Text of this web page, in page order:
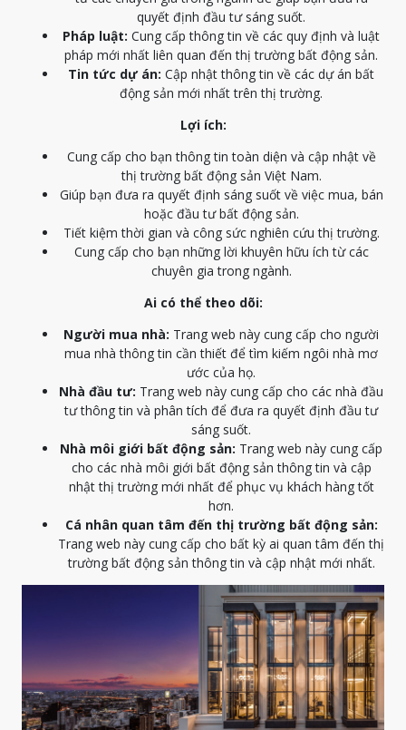
quyết định đầu tư sáng suốt.
Pháp luật: Cung cấp thông tin về các quy định và luật
pháp mới nhất liên quan đến thị trường bất động sản.
Tin tức dự án: Cập nhật thông tin về các dự án bất
động sản mới nhất trên thị trường.
Lợi ích:
Cung cấp cho bạn thông tin toàn diện và cập nhật về
thị trường bất động sản Việt Nam.
Giúp bạn đưa ra quyết định sáng suốt về việc mua, bán
hoặc đầu tư bất động sản.
Tiết kiệm thời gian và công sức nghiên cứu thị trường.
Cung cấp cho bạn những lời khuyên hữu ích từ các
chuyên gia trong ngành.
Ai có thể theo dõi:
Người mua nhà: Trang web này cung cấp cho người
mua nhà thông tin cần thiết để tìm kiếm ngôi nhà mơ
ước của họ.
Nhà đầu tư: Trang web này cung cấp cho các nhà đầu
tư thông tin và phân tích để đưa ra quyết định đầu tư
sáng suốt.
Nhà môi giới bất động sản: Trang web này cung cấp
cho các nhà môi giới bất động sản thông tin và cập
nhật thị trường mới nhất để phục vụ khách hàng tốt
hơn.
Cá nhân quan tâm đến thị trường bất động sản:
Trang web này cung cấp cho bất kỳ ai quan tâm đến thị
trường bất động sản thông tin và cập nhật mới nhất.